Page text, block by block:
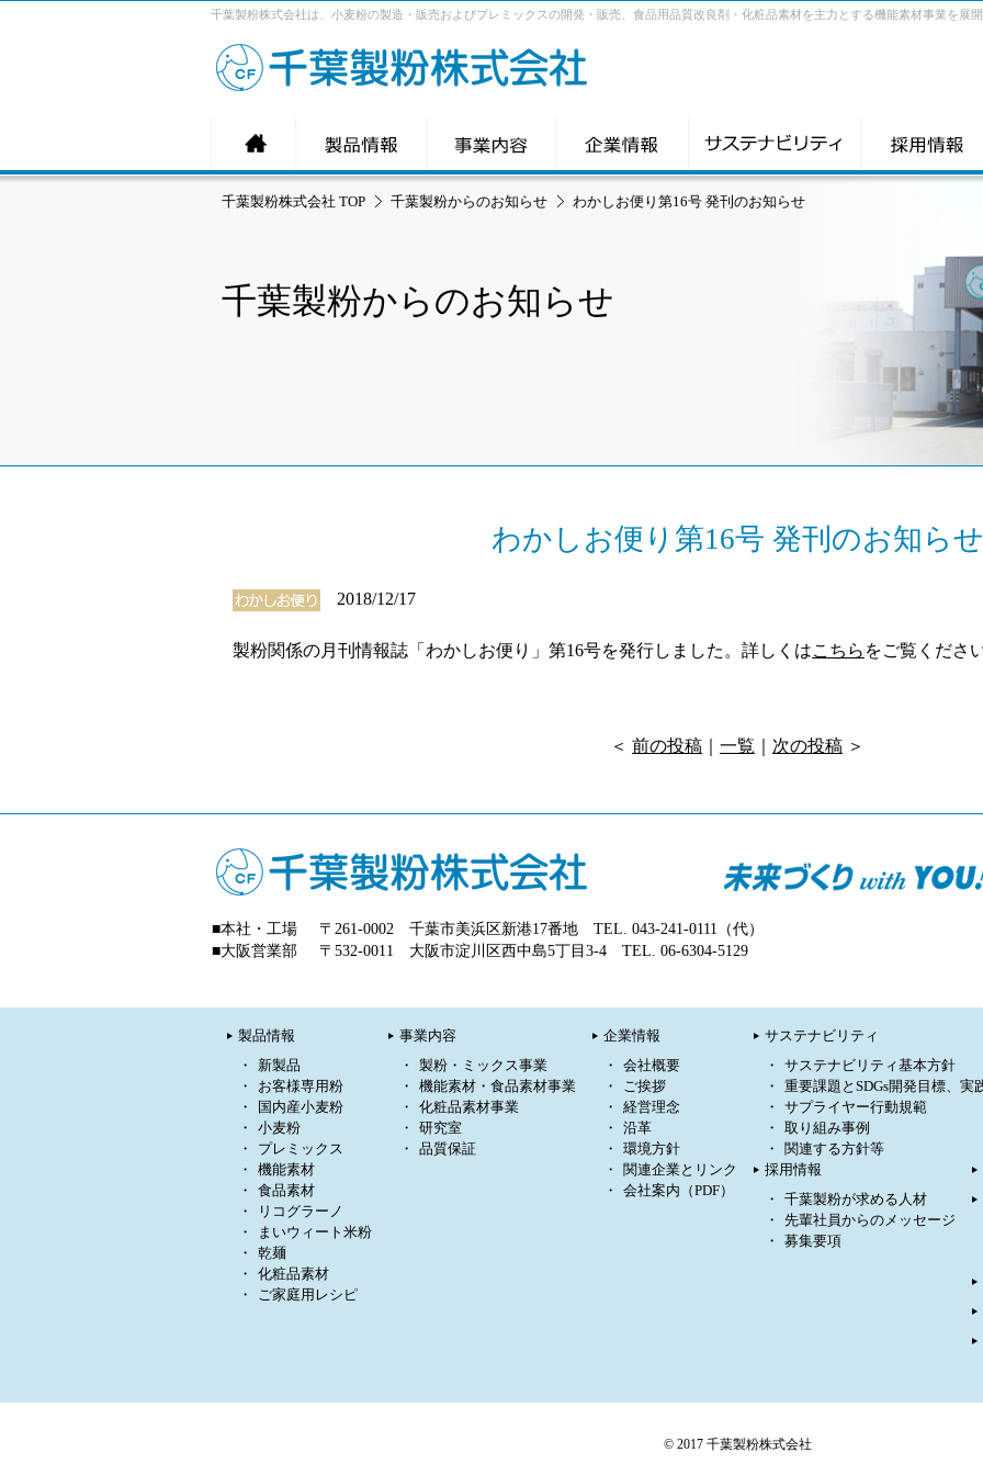
千葉製粉株式会社は、小麦粉の製造・販売およびプレミックスの開発・販売、食品用品質改良剤・化粧品素材を主力とする機能素材事業を展
千葉製粉株式会社 TOP 千葉製粉からのお知らせ わかしお便り第16号 発刊のお知らせ
千葉製粉からのお知らせ
わかしお便り第16号 発刊のお知らせ
2018/12/17
製粉関係の月刊情報誌「わかしお便り」第16号を発行しました。詳しくはこちら をご覧くださ
＜ 前の投稿 一覧 次の投稿 ＞
■本社・工場 〒261-0002 千葉市美浜区新港17番地 TEL. 043-241-0111（代）
■大阪営業部
〒532-0011 大阪市淀川区西中島5丁目3-4 TEL. 06-6304-5129
製品情報
新製品
お客様専用粉
国内産小麦粉
小麦粉
プレミックス
機能素材
食品素材
リコグラーノ
まいウィート米粉
乾麺
化粧品素材
ご家庭用レシピ
事業内容
製粉・ミックス事業
機能素材・食品素材事業
化粧品素材事業
研究室
品質保証
企業情報
会社概要
ご挨拶
経営理念
沿革
環境方針
関連企業とリンク
会社案内（PDF）
サステナビリティ
サステナビリティ基本方針
重要課題とSDGs開発目標、実
サプライヤー行動規範
取り組み事例
関連する方針等
採用情報
千葉製粉が求める人材
先輩社員からのメッセージ
募集要項
© 2017 千葉製粉株式会社